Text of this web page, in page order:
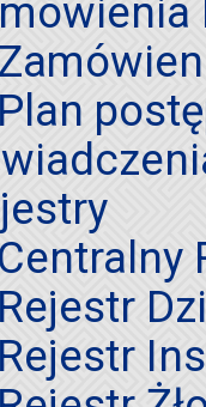
Plan
Centralny
Rejestr
Rejestr